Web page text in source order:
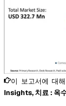
이 보고서에 대
Insights, 치료 : 옥